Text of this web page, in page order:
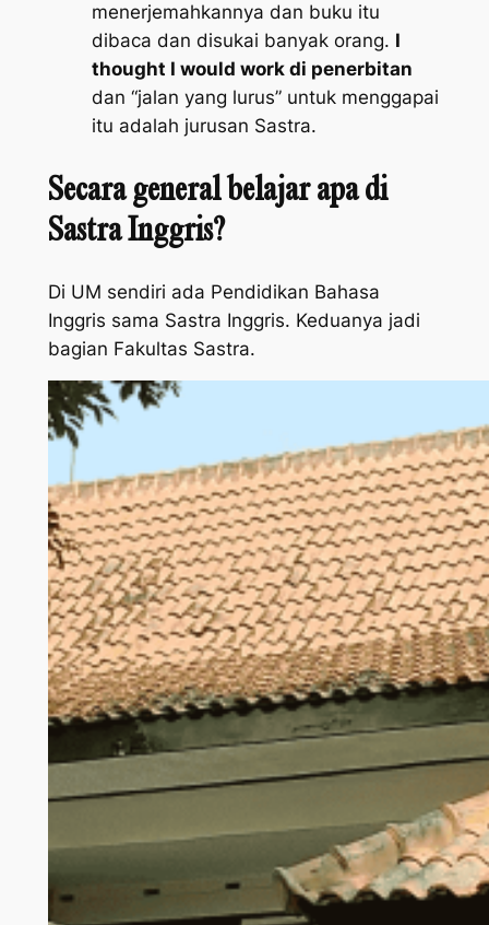
menerjemahkannya dan buku itu
dibaca dan disukai banyak orang. I
thought I would workdi penerbitan
dan “jalan yang lurus” untuk menggapai
itu adalah jurusan Sastra.
Secara general belajar apa di
Sastra Inggris?
Di UM sendiri ada Pendidikan Bahasa
Inggris sama Sastra Inggris. Keduanya jadi
bagian Fakultas Sastra.